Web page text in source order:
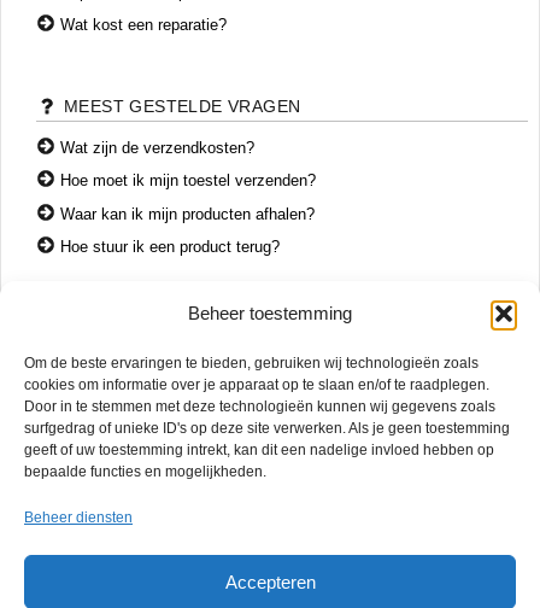
Beheer toestemming
Om de beste ervaringen te bieden, gebruiken wij technologieën zoals
cookies om informatie over je apparaat op te slaan en/of te raadplegen.
Door in te stemmen met deze technologieën kunnen wij gegevens zoals
surfgedrag of unieke ID's op deze site verwerken. Als je geen toestemming
geeft of uw toestemming intrekt, kan dit een nadelige invloed hebben op
bepaalde functies en mogelijkheden.
Beheer diensten
Accepteren
Wat kost een reparatie?
MEEST GESTELDE VRAGEN
Wat zijn de verzendkosten?
Hoe moet ik mijn toestel verzenden?
Waar kan ik mijn producten afhalen?
Hoe stuur ik een product terug?
+31 74 7850071
+31 683 65 60 77
Wemenstraat 26
7551 EX Hengelo